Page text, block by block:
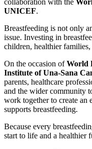
UNICEF.
Breastfeeding is not only
issue. Investing in
children, healthier
On the occasion ofWorld
Institute of Una-Sana
parents, healthcare
and the wider community
work together to create an
supports breastfeeding.
Because every
start to life and a healthier